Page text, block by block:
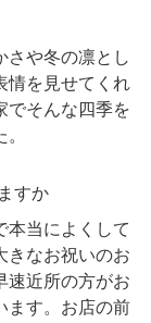
さや冬の凛とし
情を見せてくれ
でそんな四季を
すか
本当によくして
きなお祝いのお
速近所の方がお
ます。お店の前